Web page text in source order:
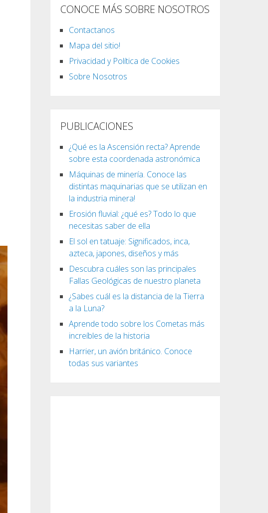
CONOCE MÁS SOBRE NOSOTROS
Contactanos
Mapa del sitio!
Privacidad y Política de Cookies
Sobre Nosotros
PUBLICACIONES
¿Qué es la Ascensión recta? Aprende
sobre esta coordenada astronómica
Máquinas de minería. Conoce las
distintas maquinarias que se utilizan en
la industria minera!
Erosión fluvial: ¿qué es? Todo lo que
necesitas saber de ella
El sol en tatuaje: Significados, inca,
azteca, japones, diseños y más
Descubra cuáles son las principales
Fallas Geológicas de nuestro planeta
¿Sabes cuál es la distancia de la Tierra
a la Luna?
Aprende todo sobre los Cometas más
increíbles de la historia
Harrier, un avión británico. Conoce
todas sus variantes